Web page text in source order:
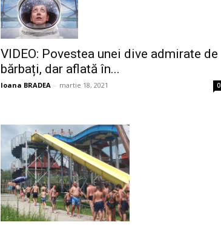
VIDEO: Povestea unei dive admirate de
bărbați, dar aflată în...
Ioana BRADEA - martie 18, 2021 0